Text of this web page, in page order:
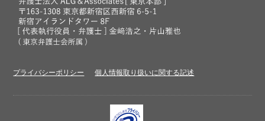
プライバシーポリシー 個人情報取り扱いに関する記述